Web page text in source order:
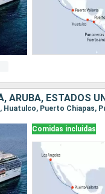
ARUBA, ESTADOS
Comidas incluidas